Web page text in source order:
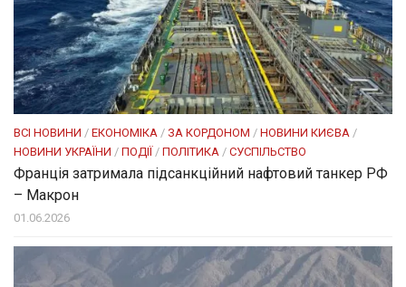
ВСІ НОВИНИ / ЕКОНОМІКА / ЗА КОРДОНОМ / НОВИНИ КИЄВА /
НОВИНИ УКРАЇНИ / ПОДІЇ / ПОЛІТИКА / СУСПІЛЬСТВО
Франція затримала підсанкційний нафтовий танкер РФ
– Макрон
01.06.2026